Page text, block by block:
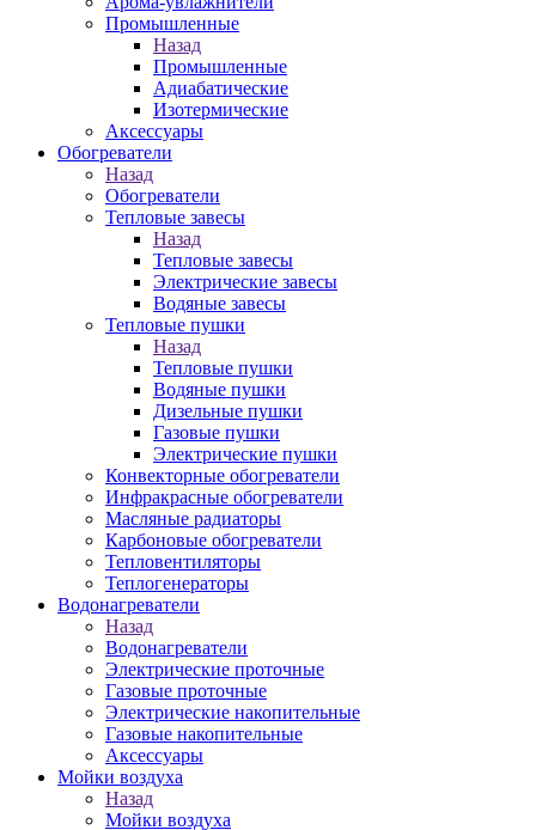
Промышленныe
Назад
Промышленныe
Адиабатические
Изотермические
Аксессуары
Обогреватели
Назад
Обогреватели
Тепловые завесы
Назад
Тепловые завесы
Электрические завесы
Водяные завесы
Тепловые пушки
Назад
Тепловые пушки
Водяные пушки
Дизельные пушки
Газовые пушки
Электрические пушки
Конвекторные обогреватели
Инфракрасные обогреватели
Масляные радиаторы
Карбоновые обогреватели
Тепловентиляторы
Теплогенераторы
Водонагреватели
Назад
Водонагреватели
Электрические проточные
Газовые проточные
Электрические накопительные
Газовые накопительные
Аксессуары
Мойки воздуха
Назад
Мойки воздуха